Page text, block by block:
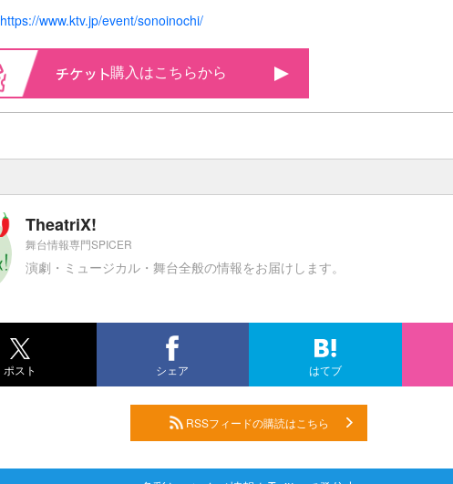
https://www.ktv.jp/event/sonoinochi/
購入はこちらから
TheatriX!
舞台情報専門SPICER
演劇・ミュージカル・舞台全般の情報をお届けします。
ポスト シェア はてブ
RSSフィードの購読はこちら